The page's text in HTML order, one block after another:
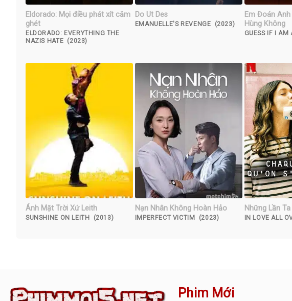
Eldorado: Mọi điều phát xít căm
ghét
ELDORADO: EVERYTHING THE
NAZIS HATE (2023)
Do Ut Des
EMANUELLE'S REVENGE (2023)
Em Đoán
Hùng Không
GUESS IF I
Ánh Mặt Trời Xứ Leith
SUNSHINE ON LEITH (2013)
Nạn Nhân Không Hoàn Hảo
IMPERFECT VICTIM (2023)
Những Lần
IN LOVE ALL
Phim Mới